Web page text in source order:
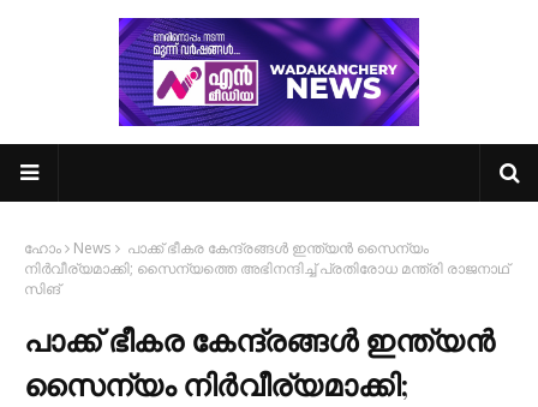
ഹോം News
പാക്ക് ഭീകര കേന്ദ്രങ്ങൾ ഇന്ത്യൻ സൈന്യം
നിർവീര്യമാക്കി; സൈന്യത്തെ അഭിനന്ദിച്ച് പ്രതിരോധ മന്ത്രി രാജനാഥ്
സിങ്
പാക്ക് ഭീകര കേന്ദ്രങ്ങൾ ഇന്ത്യൻ
സൈന്യം നിർവീര്യമാക്കി;